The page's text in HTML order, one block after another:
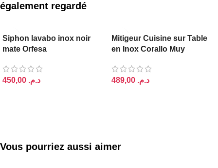
également regardé
ORFESA
Siphon lavabo inox noir
mate Orfesa
د.م.
Mitigeur Cuisine sur Table
en Inox Corallo Muy
د.م.
Vous pourriez aussi aimer